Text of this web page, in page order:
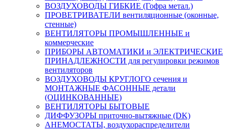
ВОЗДУХОВОДЫ ГИБКИЕ (Гофра метал.)
ПРОВЕТРИВАТЕЛИ вентиляционные (оконные,
стенные)
ВЕНТИЛЯТОРЫ ПРОМЫШЛЕННЫЕ и
коммерческие
ПРИБОРЫ АВТОМАТИКИ и ЭЛЕКТРИЧЕСКИЕ
ПРИНАДЛЕЖНОСТИ для регулировки режимов
вентиляторов
ВОЗДУХОВОДЫ КРУГЛОГО сечения и
МОНТАЖНЫЕ ФАСОННЫЕ детали
(ОЦИНКОВАННЫЕ)
ВЕНТИЛЯТОРЫ БЫТОВЫЕ
ДИФФУЗОРЫ приточно-вытяжные (DK)
АНЕМОСТАТЫ, воздухораспределители